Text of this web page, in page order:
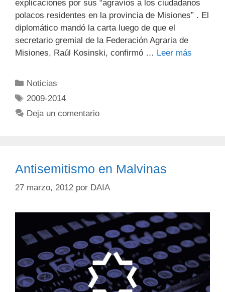
explicaciones por sus “agravios a los ciudadanos
polacos residentes en la provincia de Misiones” . El
diplomático mandó la carta luego de que el
secretario gremial de la Federación Agraria de
Misiones, Raúl Kosinski, confirmó … Leer más
Noticias
2009-2014
Deja un comentario
Antisemitismo en Malvinas
27 marzo, 2012 por DAIA